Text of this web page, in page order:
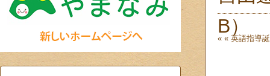
B）
« « 英語指導